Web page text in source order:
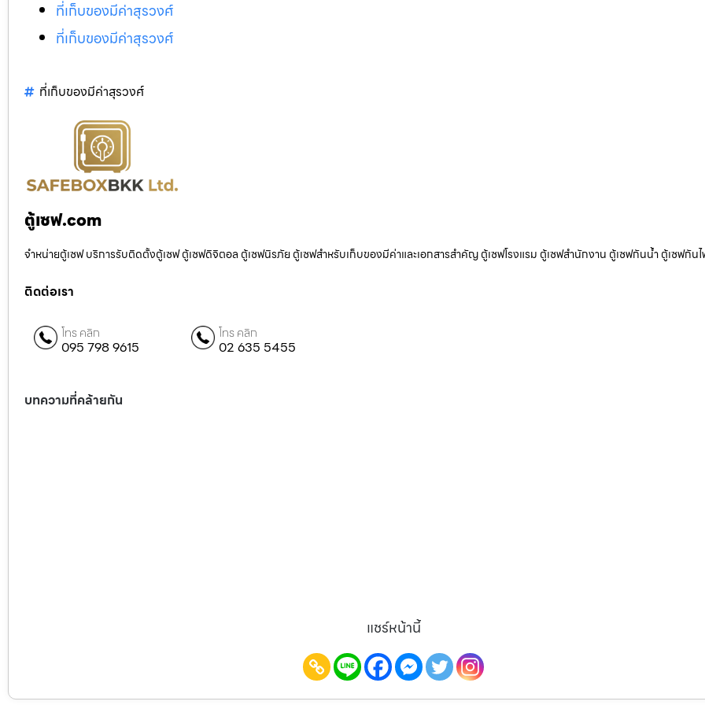
ที่เก็บของมีค่าสุรวงศ์
ที่เก็บของมีค่าสุรวงศ์
ที่เก็บของมีค่าสุรวงศ์
ตู้เซฟ.com
จำหน่ายตู้เซฟ บริการรับติดตั้งตู้เซฟ ตู้เซฟดิจิตอล ตู้เซฟนิรภัย ตู้เซฟสำหรับเก็บของมีค่าและเอกสารสำคัญ ตู้เซฟโรงแรม ตู้เซฟสำนักงาน ตู้เซฟกันน้ำ ตู้เซฟกัน
ติดต่อเรา
โทร คลิก
095 798 9615
โทร คลิก
02 635 5455
บทความที่คล้ายกัน
แชร์หน้านี้